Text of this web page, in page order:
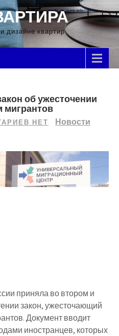
дизайне квартир
об ужесточении
мигрантов
НЕТ
Новости
приняла во втором и
закон, ужесточающий
Документ вводит
иностранцев, которых